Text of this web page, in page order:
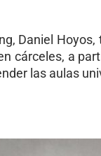
Daniel
cárceles, a
las aulas